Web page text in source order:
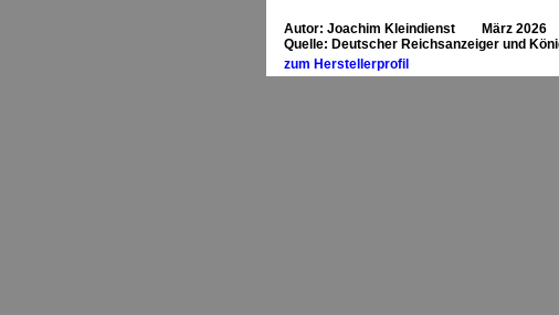
Autor: Joachim Kleindienst März 2026
Quelle: Deutscher Reichsanzeiger und
zum Herstellerprofil